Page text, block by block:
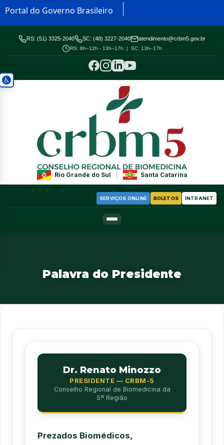
Portal do Governo Brasileiro
RS: (51) 3325-2040 SC: (48) 3227-2040 atendimento@crbm5.gov.br
RS: 8h–12h - 13h–17h | SC: 13h–17h
Rio Grande do Sul Santa Catarina
SERVIÇOS ONLINE BOLETOS INTRANET
Palavra do Presidente
Dr. Renato Minozzo
PRESIDENTE — CRBM-5
Conselho Regional de Biomedicina da
5ª Região
Prezados Biomédicos,